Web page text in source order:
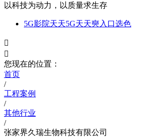
以科技为动力，以质量求生存
5G影院天天5G天天奭入口选色


您现在的位置：
首页
/
工程案例
/
其他行业
/
张家界久瑞生物科技有限公司